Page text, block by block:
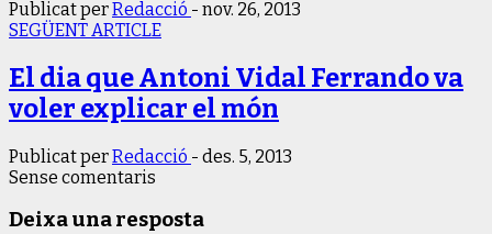
Publicat perRedacció - nov. 26, 2013
SEGÜENT ARTICLE
El dia que Antoni Vidal Ferrando va
voler explicar el món
Publicat perRedacció - des. 5, 2013
Sense comentaris
Deixa una resposta